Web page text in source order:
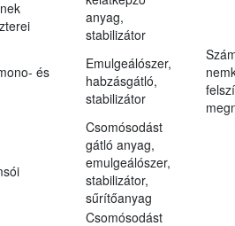
anyag,
stabilizátor
és
Emulgeálószer,
habzásgátló,
stabilizátor
Csomósodást
gátló anyag,
emulgeálószer,
stabilizátor,
sűrítőanyag
Csomósodást